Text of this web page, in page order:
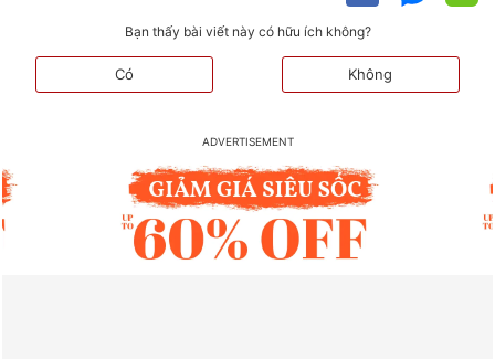
Bạn thấy bài viết này có hữu ích không?
Có Không